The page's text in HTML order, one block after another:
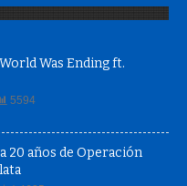
Was Ending ft.
5594
20 años de Operación